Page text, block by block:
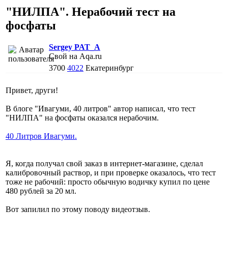
"НИЛПА". Нерабочий тест на
фосфаты
Sergey PAT_A
Свой на Aqa.ru
3700 4022 Екатеринбург
Привет, други!
В блоге "Ивагуми, 40 литров" автор написал, что тест
"НИЛПА" на фосфаты оказался нерабочим.
40 Литров Ивагуми.
Я, когда получал свой заказ в интернет-магазине, сделал
калибровочный раствор, и при проверке оказалось, что тест
тоже не рабочий: просто обычную водичку купил по цене
480 рублей за 20 мл.
Вот запилил по этому поводу видеотзыв.